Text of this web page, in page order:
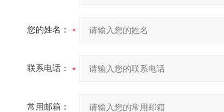
您的姓名：
联系电话：
常用邮箱：